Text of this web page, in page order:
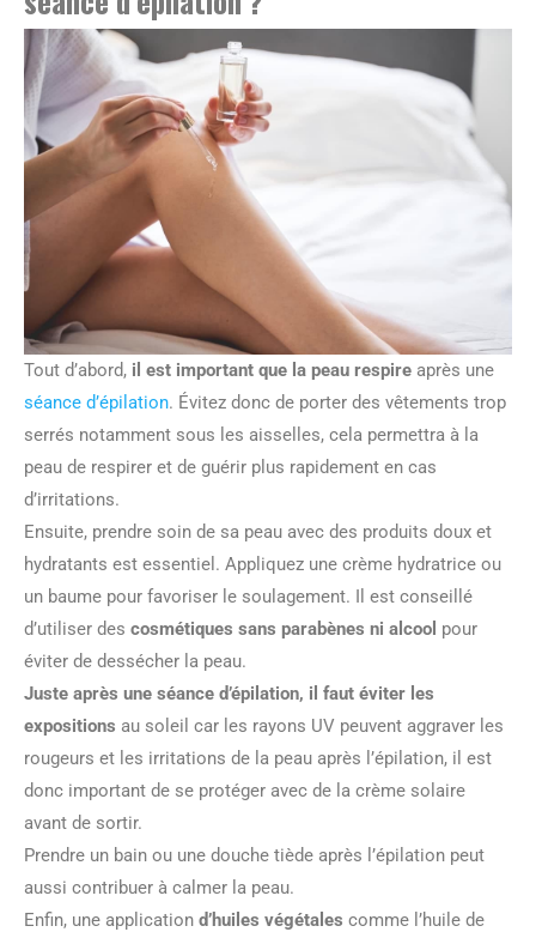
Tout d’abord, il est important que la peau respire après une
séance d’épilation. Évitez donc de porter des vêtements trop
serrés notamment sous les aisselles, cela permettra à la
peau de respirer et de guérir plus rapidement en cas
d’irritations.
Ensuite, prendre soin de sa peau avec des produits doux et
hydratants est essentiel. Appliquez une crème hydratrice ou
un baume pour favoriser le soulagement. Il est conseillé
d’utiliser des cosmétiques sans parabènes ni alcool pour
éviter de dessécher la peau.
Juste après une séance d’épilation, il faut éviter les
expositions au soleil car les rayons UV peuvent aggraver les
rougeurs et les irritations de la peau après l’épilation, il est
donc important de se protéger avec de la crème solaire
avant de sortir.
Prendre un bain ou une douche tiède après l’épilation peut
aussi contribuer à calmer la peau.
Enfin, une application d’huiles végétales comme l’huile de